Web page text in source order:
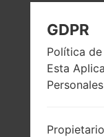
GDPR
Política
Esta